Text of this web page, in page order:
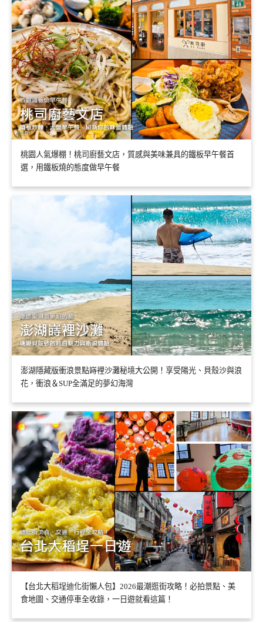
桃園人氣爆棚！桃司廚藝文店，質感與美味兼具的鐵板早午餐首
選，用鐵板燒的態度做早午餐
澎湖隱藏版衝浪景點嵵裡沙灘秘境大公開！享受陽光、貝殼沙與浪
花，衝浪＆SUP全滿足的夢幻海灣
【台北大稻埕迪化街懶人包】2026最潮逛街攻略！必拍景點、美
食地圖、交通停車全收錄，一日遊就看這篇！